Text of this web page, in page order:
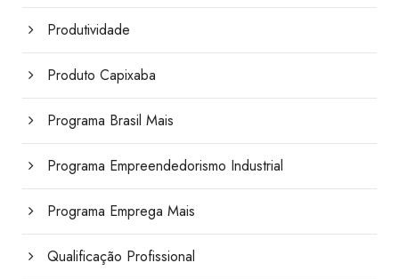
Produtividade
Produto Capixaba
Programa Brasil Mais
Programa Empreendedorismo Industrial
Programa Emprega Mais
Qualificação Profissional